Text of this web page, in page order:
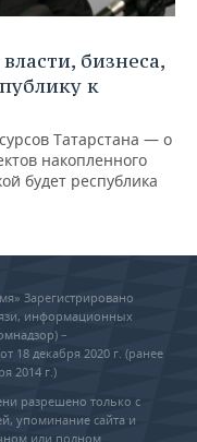
бизнеса,
к
Татарстана — о
накопленного
будет республика
Зарегистрировано
информационных
–
18 декабря 2020 г. (ранее
2014 г.)
разрешено только с
упоминание сайта и
или полном